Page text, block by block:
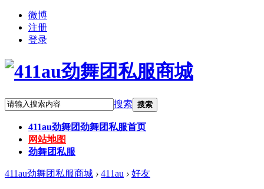
微博
注册
登录
搜索 搜索
411au劲舞团劲舞团私服首页
网站地图
劲舞团私服
411au劲舞团私服商城 › 411au › 好友